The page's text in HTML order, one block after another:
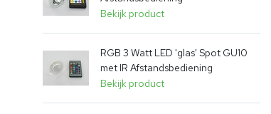
Bekijk product
RGB 3 Watt LED 'glas' Spot GU10
met IR Afstandsbediening
Bekijk product